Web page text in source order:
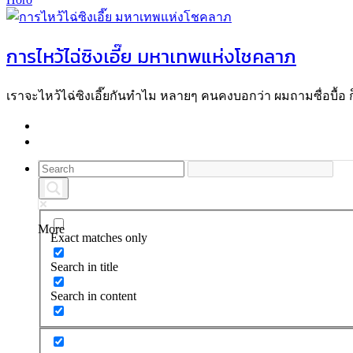
การไหว้ไฉ่ซิงเอี๊ย มหาเทพแห่งโชคลาภ
เราจะไหว้ไฉ่ซิงเอี๊ยกันทำไม หลายๆ คนคงบอกว่า ผมถามซื่อบื้อ
More
Exact matches only
Search in title
Search in content